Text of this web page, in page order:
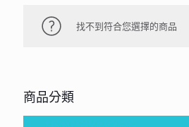
找不到符合您選擇的商品
商品分類